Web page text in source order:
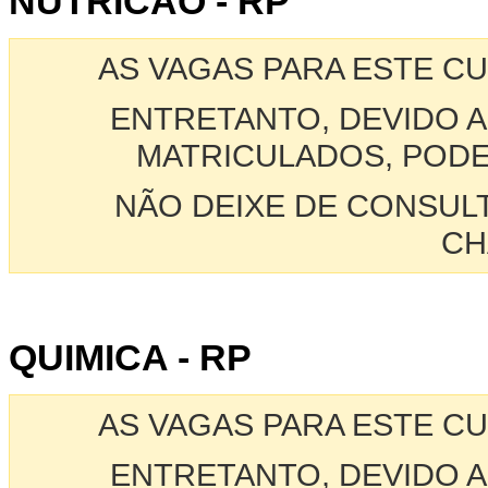
AS VAGAS PARA ESTE
ENTRETANTO, DEVIDO
MATRICULADOS,
NÃO DEIXE DE
QUIMICA - RP
AS VAGAS PARA ESTE
ENTRETANTO, DEVIDO